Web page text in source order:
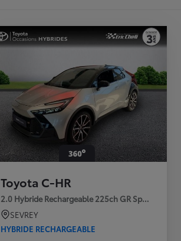
Toyota C-HR
2.0 Hybride Rechargeable 225ch GR Sport
SEVREY
HYBRIDE RECHARGEABLE